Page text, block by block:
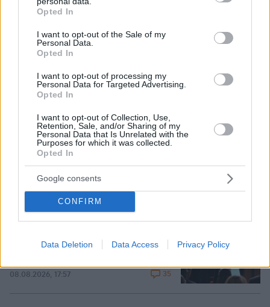
grant or deny consent to Google and its third-party tags to
use your data for below specified purposes in below Google
consent section.
Opted In
I want to opt-out of the Sale of my
Personal Data.
Opted In
I want to opt-out of processing my
Personal Data for Targeted Advertising.
Opted In
I want to opt-out of Collection, Use,
Retention, Sale, and/or Sharing of my
Personal Data that Is Unrelated with the
Purposes for which it was collected.
Opted In
Google consents
CONFIRM
Data Deletion Data Access Privacy Policy
Από τη Μόρια στον γάμο, τη ΜΚΟ και την
κατηγορία για φόνο: Η σκοτεινή διαδρομή του
26χρονου Αφγανού που σκότωσε τη Βρετανίδα
08.08.2026, 12:18
4χρονος σε πισίνα beach bar, βούτηξε
ο μπάρμαν για να τον σώσει
πριν 13 λεπτά 6
Ανάλυση: Γιατί ο αρχηγός των
αμερικανικών Ενόπλων Δυνάμεων
φόβοι για μια νέα κλιμάκωση και οι
08.08.2026, 17:57 35